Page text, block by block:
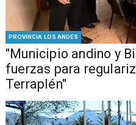
PROVINCIA LOS ANDES
"Municipio andino y
fuerzas para
Terraplén"